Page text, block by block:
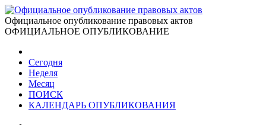
Официальное опубликование правовых актов
ОФИЦИАЛЬНОЕ ОПУБЛИКОВАНИЕ
Сегодня
Неделя
Месяц
ПОИСК
КАЛЕНДАРЬ ОПУБЛИКОВАНИЯ